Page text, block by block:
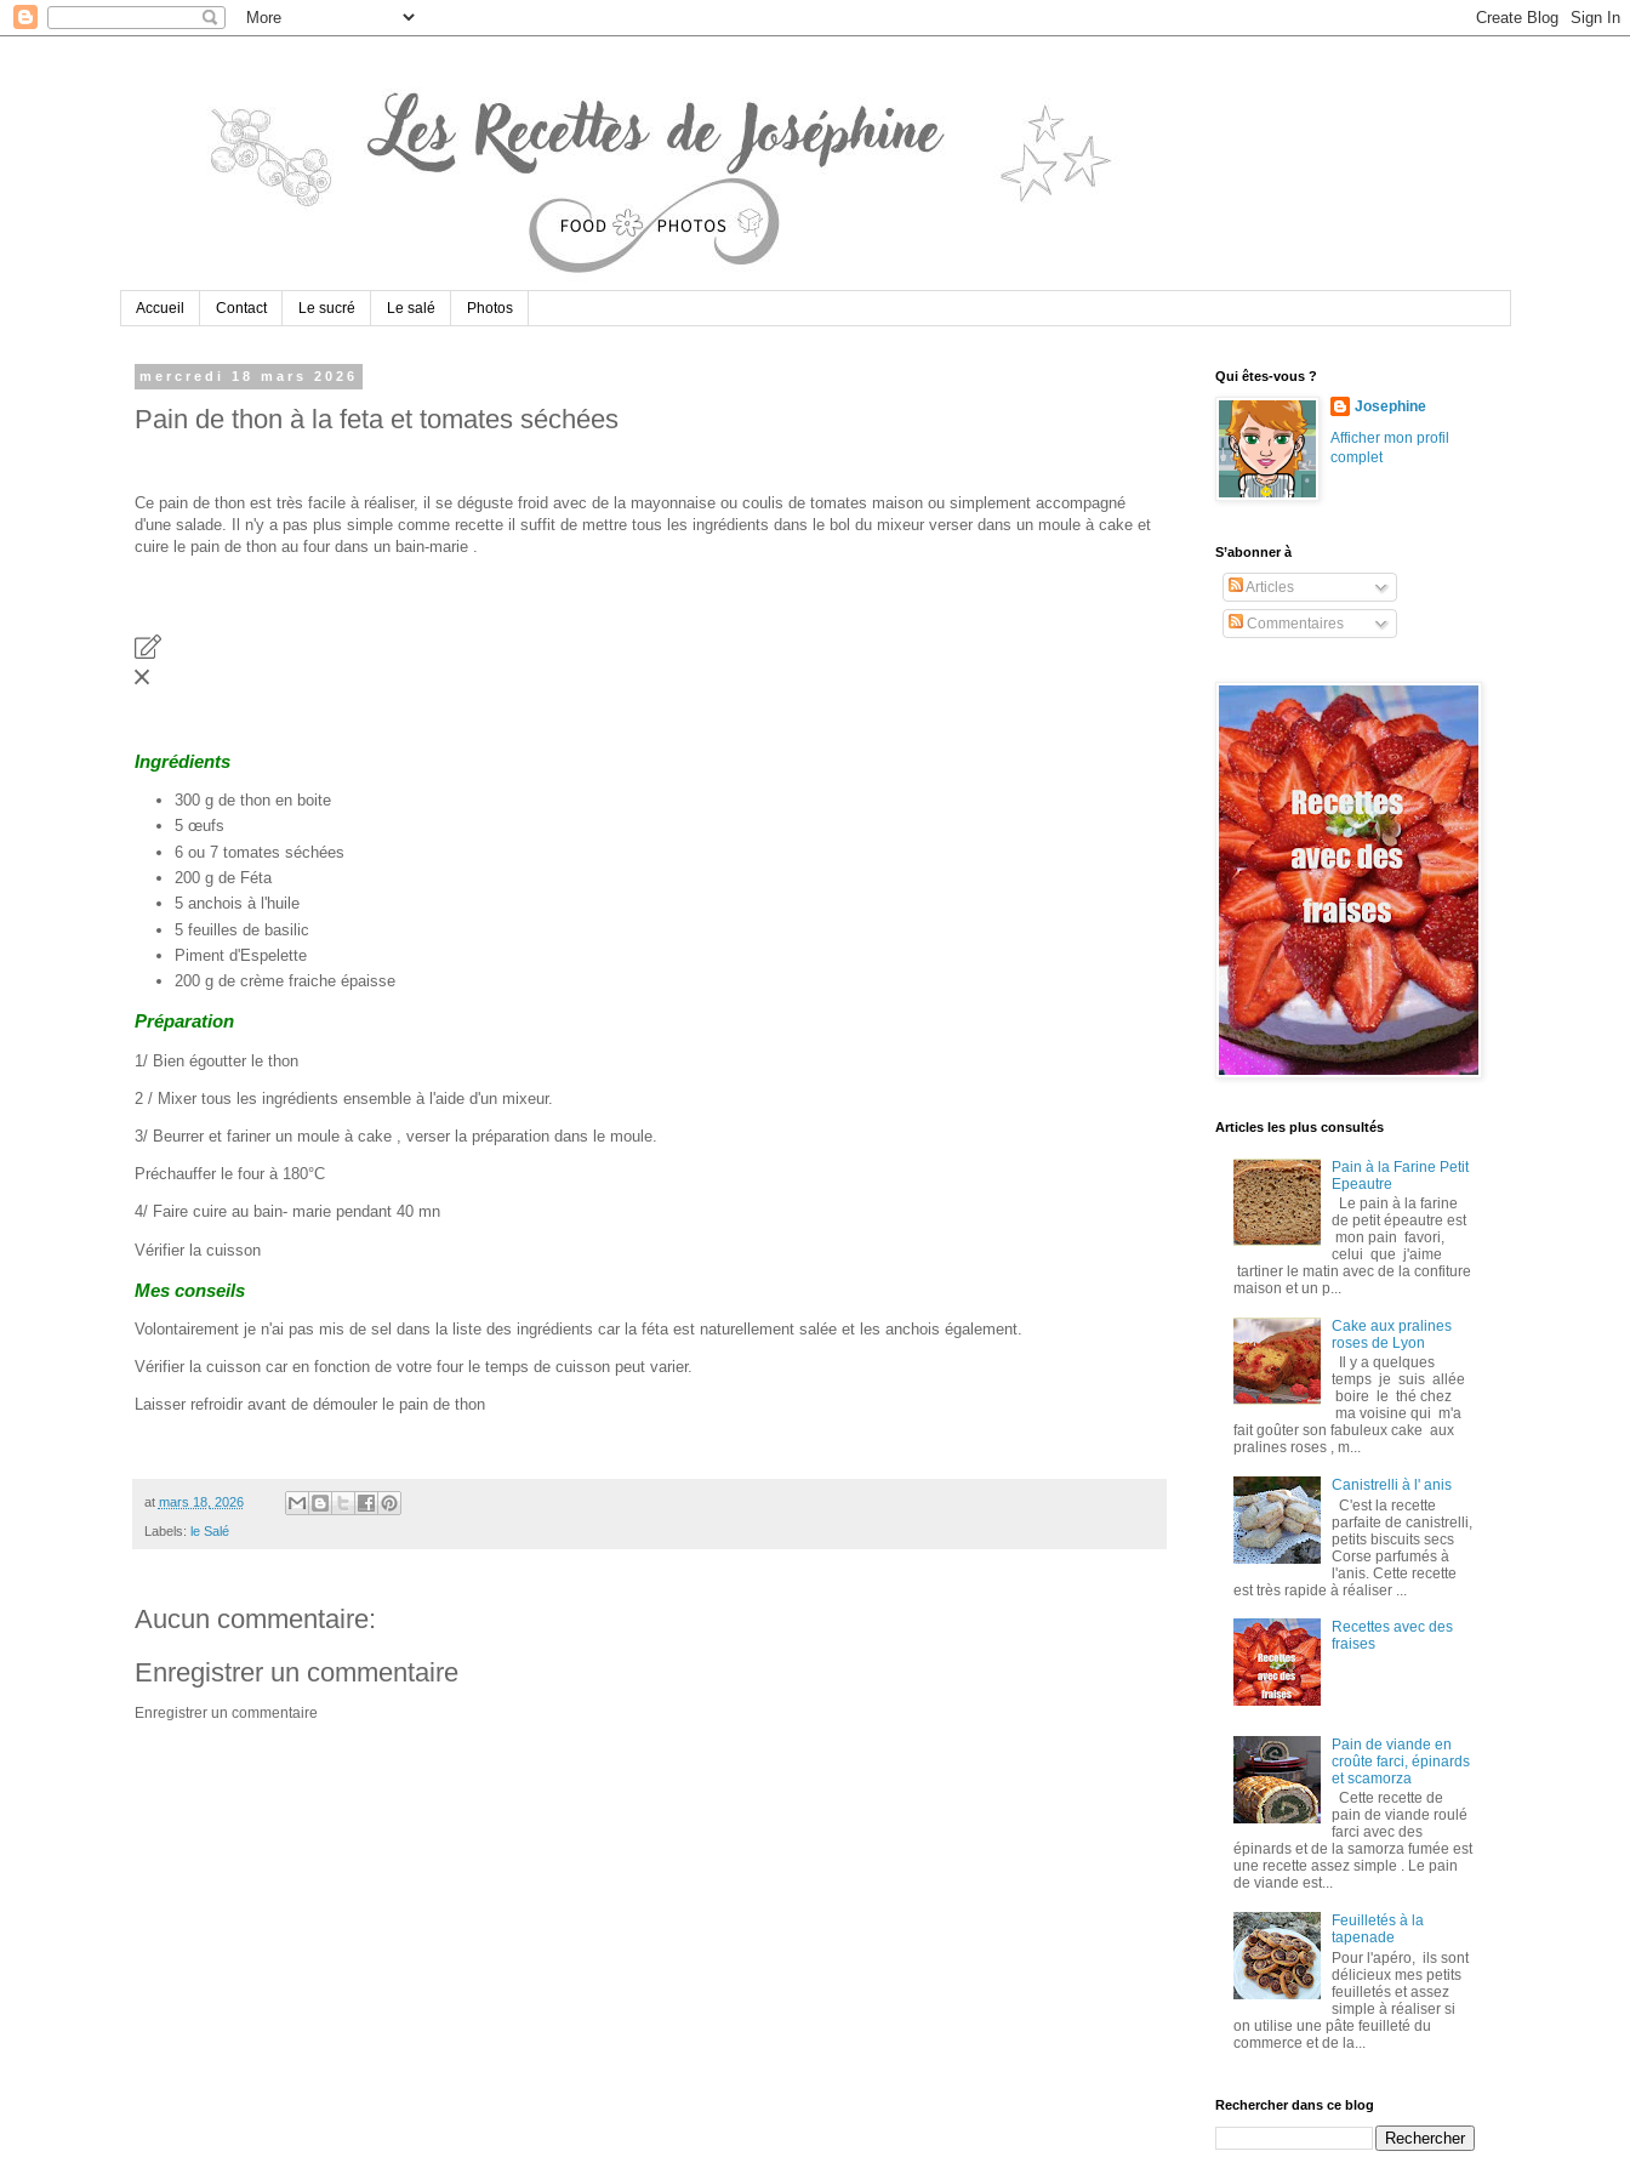
Accueil Contact Le sucré Le salé Photos
mercredi 18 mars 2026
Pain de thon à la feta et tomates séchées
Ce pain de thon est très facile à réaliser, il se déguste froid avec de la mayonnaise ou coulis de tomates maison ou simplement accompagné
d'une salade. Il n'y a pas plus simple comme recette il suffit de mettre tous les ingrédients dans le bol du mixeur verser dans un moule à cake et
cuire le pain de thon au four dans un bain-marie .
Ingrédients
300 g de thon en boite
5 œufs
6 ou 7 tomates séchées
200 g de Féta
5 anchois à l'huile
5 feuilles de basilic
Piment d'Espelette
200 g de crème fraiche épaisse
Préparation
1/ Bien égoutter le thon
2 / Mixer tous les ingrédients ensemble à l'aide d'un mixeur.
3/ Beurrer et fariner un moule à cake , verser la préparation dans le moule.
Préchauffer le four à 180°C
4/ Faire cuire au bain- marie pendant 40 mn
Vérifier la cuisson
Mes conseils
Volontairement je n'ai pas mis de sel dans la liste des ingrédients car la féta est naturellement salée et les anchois également.
Vérifier la cuisson car en fonction de votre four le temps de cuisson peut varier.
Laisser refroidir avant de démouler le pain de thon
at mars 18, 2026
Labels: le Salé
Aucun commentaire:
Enregistrer un commentaire
Enregistrer un commentaire
Qui êtes-vous ?
Josephine
Afficher mon profil
complet
S’abonner à
Articles
Commentaires
Articles les plus consultés
Pain à la Farine Petit
Epeautre
Le pain à la farine
de petit épeautre est
mon pain favori,
celui que j'aime
tartiner le matin avec de la confiture
maison et un p...
Cake aux pralines
roses de Lyon
Il y a quelques
temps je suis allée
boire le thé chez
ma voisine qui m'a
fait goûter son fabuleux cake aux
pralines roses , m...
Canistrelli à l' anis
C'est la recette
parfaite de canistrelli,
petits biscuits secs
Corse parfumés à
l'anis. Cette recette
est très rapide à réaliser ...
Recettes avec des
fraises
Pain de viande en
croûte farci, épinards
et scamorza
Cette recette de
pain de viande roulé
farci avec des
épinards et de la samorza fumée est
une recette assez simple . Le pain
de viande est...
Feuilletés à la
tapenade
Pour l'apéro, ils sont
délicieux mes petits
feuilletés et assez
simple à réaliser si
on utilise une pâte feuilleté du
commerce et de la...
Rechercher dans ce blog